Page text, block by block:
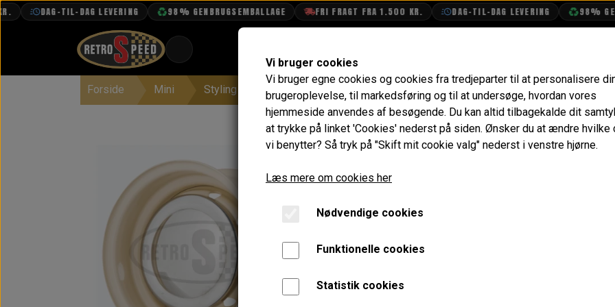
DAG-TIL-DAG LEVERING 98% GENBRUGSEMBALLAGE FRI FRAGT FRA 1.500 KR. DAG-TIL-DAG LEVERING 98%
VANDPOLERING
Forside Mini Styling Fælge & Dæk 10" Hjul SCSR Stål Hjulsæt OEW 4.5x10" og
SCSR Stål Hjulsæt OEW
A008
Varenummer: SCSR4510OEW
Komplet stål hjulsæt (4 fælge) i "Cooper S" design med de
dæk er monteret og afbalanceret. Kapsler og
med skivebremser og 1.75-2" skærmforøgere, for ikke at
Minier uden skærmforøgere og med tromlebremser,
Vi bruger cookies
Vi bruger egne cookies og cookies fra tredjeparter til at personalisere
brugeroplevelse, til markedsføring og til at undersøge, hvordan vores
hjemmeside anvendes af besøgende. Du kan altid tilbagekalde dit
at trykke på linket 'Cookies' nederst på siden. Ønsker du at ændre hvilke
vi benytter? Så tryk på "Skift mit cookie valg" nederst i venstre hjørne.
Læs mere om cookies her
Nødvendige cookies
Funktionelle cookies
Statistik cookies